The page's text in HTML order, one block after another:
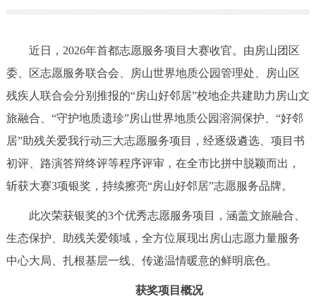
政务公开
市领导 机构职能 政策服务
政策兑现 政策解读 回应关切
决策公开 专题公开
政务服务
利企服务
近日，2026年首都志愿服务项目大赛收官。由房山团区
委、区志愿服务联合会、房山世界地质公园管理处、房山区
残疾人联合会分别推报的“房山好邻居”校地企共建助力房山文
旅融合、“守护地质遗珍”房山世界地质公园溶洞保护、“好邻
居”助残关爱我行动三大志愿服务项目，经逐级遴选、项目书
初评、路演答辩终评等程序评审，在全市比拼中脱颖而出，
斩获大赛3项银奖，持续擦亮“房山好邻居”志愿服务品牌。
此次荣获银奖的3个优秀志愿服务项目，涵盖文旅融合、
生态保护、助残关爱领域，全方位展现出房山志愿力量服务
中心大局、扎根基层一线、传递温情暖意的鲜明底色。
获奖项目概况